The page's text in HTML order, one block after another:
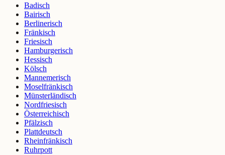
Badisch
Bairisch
Berlinerisch
Fränkisch
Friesisch
Hamburgerisch
Hessisch
Kölsch
Mannemerisch
Moselfränkisch
Münsterländisch
Nordfriesisch
Österreichisch
Pfälzisch
Plattdeutsch
Rheinfränkisch
Ruhrpott